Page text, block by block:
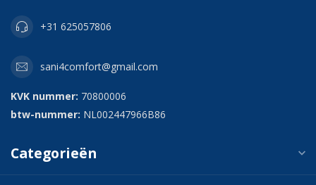
+31 625057806
sani4comfort@gmail.com
KVK nummer: 70800006
btw-nummer: NL002447966B86
Categorieën